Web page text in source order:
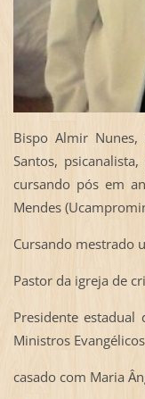
Bispo Almir
Santos,
cursando pós em
Mendes
Cursando mestrado
Pastor da igreja de
Presidente estadual
Ministros
casado com Maria